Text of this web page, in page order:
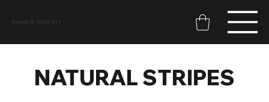
Room & Wall Art
NATURAL STRIPES